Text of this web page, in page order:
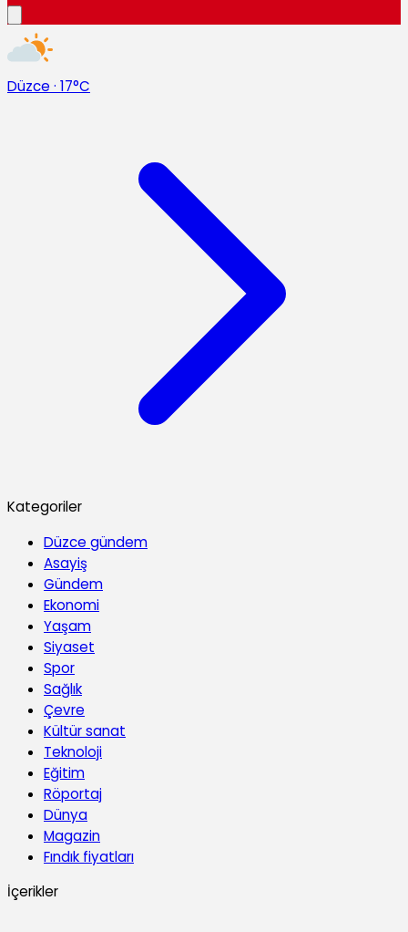
Düzce · 17°C
Kategoriler
Düzce gündem
Asayiş
Gündem
Ekonomi
Yaşam
Siyaset
Spor
Sağlık
Çevre
Kültür sanat
Teknoloji
Eğitim
Röportaj
Dünya
Magazin
Fındık fiyatları
İçerikler